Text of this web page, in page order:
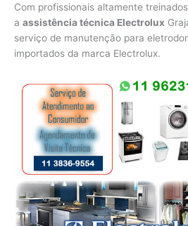
Com profissionais altamente
a assistência técnica Electrolux
serviço de manutenção para
importados da marca Electrolux.